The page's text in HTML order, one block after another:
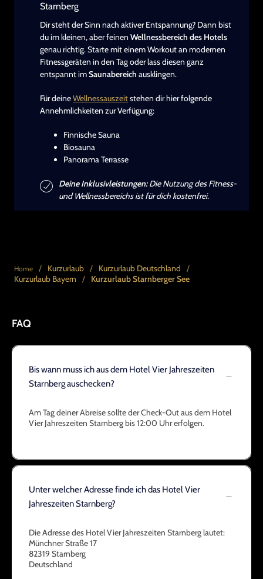
Starnberg
Dir steht der Sinn nach aktiver Entspannung? Dann bist
du im kleinen, aber feinen Wellnessbereich des Hotels
genau richtig. Starte mit einem Workout an modernen
Fitnessgeräten in den Tag oder lass diesen ganz
entspannt imSaunabereich ausklingen.
Für deineWellnessauszeitstehen dir hier folgende
Annehmlichkeiten zur Verfügung:
Finnische Sauna
Biosauna
Panorama Terrasse
Deine Inklusivleistungen:Die Nutzung des Fitness-
und Wellnessbereichs ist für dich kostenfrei.
Home / Kurzurlaub / Kurzurlaub Deutschland
/
Kurzurlaub Bayern
/ Kurzurlaub Starnberger See
FAQ
Bis wann muss ich aus dem Hotel Vier Jahreszeiten
Starnberg auschecken?
Am Tag deiner Abreise sollte der Check-Out aus dem Hotel
Vier Jahreszeiten Starnberg bis 12:00 Uhr erfolgen.
Unter welcher Adresse finde ich das Hotel Vier
Jahreszeiten Starnberg?
Die Adresse des Hotel Vier Jahreszeiten Starnberg lautet:
Münchner Straße 17
82319 Starnberg
Deutschland